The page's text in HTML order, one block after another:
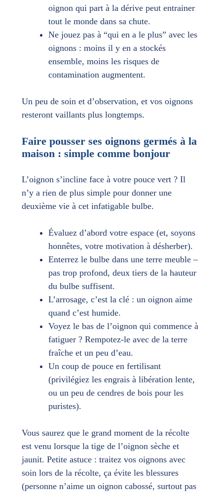
oignon qui part à la dérive peut entrainer
tout le monde dans sa chute.
Ne jouez pas à “qui en a le plus” avec les
oignons : moins il y en a stockés
ensemble, moins les risques de
contamination augmentent.
Un peu de soin et d’observation, et vos oignons
resteront vaillants plus longtemps.
Faire pousser ses oignons germés à la
maison : simple comme bonjour
L’oignon s’incline face à votre pouce vert ? Il
n’y a rien de plus simple pour donner une
deuxième vie à cet infatigable bulbe.
Évaluez d’abord votre espace (et, soyons
honnêtes, votre motivation à désherber).
Enterrez le bulbe dans une terre meuble –
pas trop profond, deux tiers de la hauteur
du bulbe suffisent.
L’arrosage, c’est la clé : un oignon aime
quand c’est humide.
Voyez le bas de l’oignon qui commence à
fatiguer ? Rempotez-le avec de la terre
fraîche et un peu d’eau.
Un coup de pouce en fertilisant
(privilégiez les engrais à libération lente,
ou un peu de cendres de bois pour les
puristes).
Vous saurez que le grand moment de la récolte
est venu lorsque la tige de l’oignon sèche et
jaunit. Petite astuce : traitez vos oignons avec
soin lors de la récolte, ça évite les blessures
(personne n’aime un oignon cabossé, surtout pas